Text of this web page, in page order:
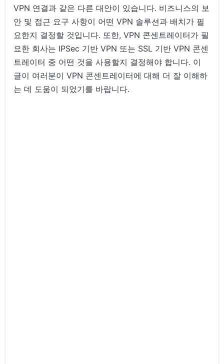
VPN 연결과 같은 다른 대안이 있습니다. 비즈니스의 보
안 및 접근 요구 사항이 어떤 VPN 솔루션과 배치가 필
요한지 결정할 것입니다. 또한, VPN 콘센트레이터가 필
요한 회사는 IPSec 기반 VPN 또는 SSL 기반 VPN 콘센
트레이터 중 어떤 것을 사용할지 결정해야 합니다. 이
글이 여러분이 VPN 콘센트레이터에 대해 더 잘 이해하
는 데 도움이 되었기를 바랍니다.